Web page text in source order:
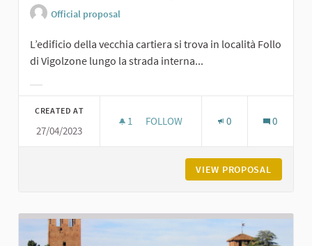
Official proposal
L’edificio della vecchia cartiera si trova in località Follo
di Vigolzone lungo la strada interna...
CREATED AT
27/04/2023
1 1 FOLLOWER
FOLLOW 0 0
VIEW PROPOSAL